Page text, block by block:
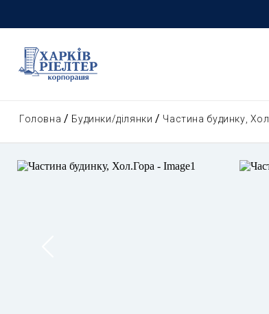
Головна Будинки/ділянки Частина будинку,